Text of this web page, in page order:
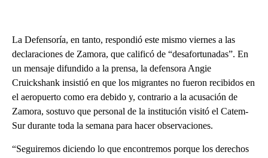
La Defensoría, en tanto, respondió este mismo viernes a las
declaraciones de Zamora, que calificó de “desafortunadas”. En
un mensaje difundido a la prensa, la defensora Angie
Cruickshank insistió en que los migrantes no fueron recibidos en
el aeropuerto como era debido y, contrario a la acusación de
Zamora, sostuvo que personal de la institución visitó el Catem-
Sur durante toda la semana para hacer observaciones.
“Seguiremos diciendo lo que encontremos porque los derechos